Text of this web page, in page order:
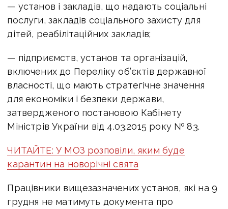
— установ і закладів, що надають соціальні
послуги, закладів соціального захисту для
дітей, реабілітаційних закладів;
— підприємств, установ та організацій,
включених до Переліку об’єктів державної
власності, що мають стратегічне значення
для економіки і безпеки держави,
затвердженого постановою Кабінету
Міністрів України від 4.03.2015 року № 83.
ЧИТАЙТЕ: У МОЗ розповіли, яким буде
карантин на новорічні свята
Працівники вищезазначених установ, які на 9
грудня не матимуть документа про